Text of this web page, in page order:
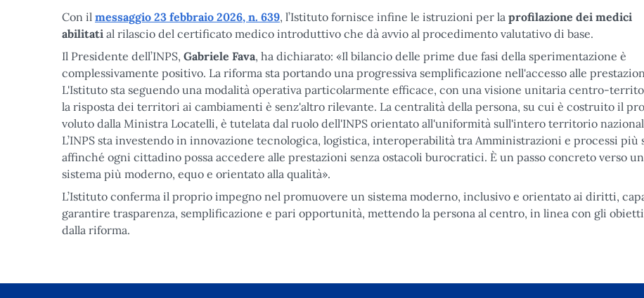
Con il messaggio 23 febbraio 2026, n. 639, l’Istituto fornisce infine le istruzioni per la profilazione dei medici
abilitati al rilascio del certificato medico introduttivo che dà avvio al procedimento valutativo di base.
Il Presidente dell’INPS, Gabriele Fava, ha dichiarato: «Il bilancio delle prime due fasi della sperimentazione è
complessivamente positivo. La riforma sta portando una progressiva semplificazione nell'accesso alle
L'Istituto sta seguendo una modalità operativa particolarmente efficace, con una visione unitaria centro-
la risposta dei territori ai cambiamenti è senz'altro rilevante. La centralità della persona, su cui è costruito il
voluto dalla Ministra Locatelli, è tutelata dal ruolo dell'INPS orientato all'uniformità sull'intero territorio
L’INPS sta investendo in innovazione tecnologica, logistica, interoperabilità tra Amministrazioni e processi più
affinché ogni cittadino possa accedere alle prestazioni senza ostacoli burocratici. È un passo concreto verso un
sistema più moderno, equo e orientato alla qualità».
L’Istituto conferma il proprio impegno nel promuovere un sistema moderno, inclusivo e orientato ai diritti,
garantire trasparenza, semplificazione e pari opportunità, mettendo la persona al centro, in linea con gli
dalla riforma.